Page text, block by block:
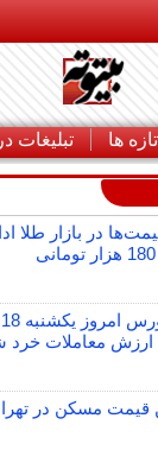
تازه ها تبلیغات
در بازار طلا
ارزش معاملات
قیمت مسکن در